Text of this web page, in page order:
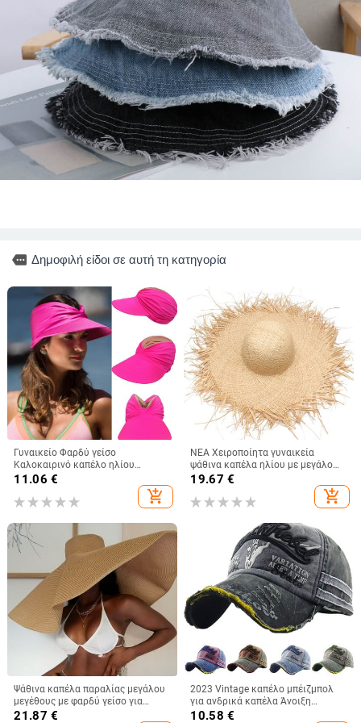
more Δημοφιλή είδοι σε αυτή τη κατηγορία
Γυναικείο Φαρδύ γείσο
Καλοκαιρινό καπέλο ηλίου
εξωτερικού χώρου Ανοιχτό
καπέλο γυναικείο αντηλιακό
καπέλο καπέλο παραλία Ταξίδι
11.06 €
add_shopping_cart
ΝΕΑ Χειροποίητα γυναικεία
ψάθινα καπέλα ηλίου με μεγάλο
φαρδύ γείσο Gilrs υψηλής
ποιότητας Natural Raffia Panama
Beach Ψάθινα σκουφάκια για τον
19.67 €
add_shopping_cart
Ψάθινα καπέλα παραλίας μεγάλου
μεγέθους με φαρδύ γείσο για
γυναίκες Με μεγάλη προστασία
21.87 €
2023 Vintage καπέλο μπέιζμπολ
για ανδρικά καπέλα Άνοιξη
Καλοκαίρι Ανδρικά καπέλα
10.58 €